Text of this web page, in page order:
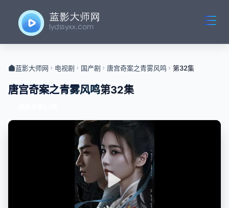
蓝影大师网 电视剧 国产剧 唐宫奇案之青雾风鸣 第32集
唐宫奇案之青雾风鸣第32集